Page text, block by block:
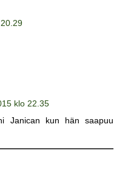
klo 22.35
Janican kun hän saapuu